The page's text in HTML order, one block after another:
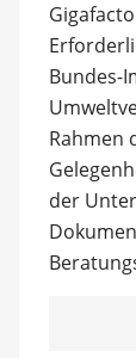
Bundes-
Rahmen
der